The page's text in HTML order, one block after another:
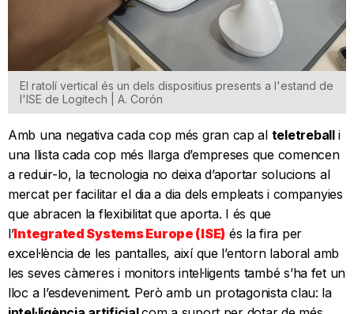
El ratolí vertical és un dels dispositius presents a l'estand de
l'ISE de Logitech | A. Corón
Amb una negativa cada cop més gran cap al teletreballi
una llista cada cop més llarga d’empreses que comencen
a reduir-lo, la tecnologia no deixa d’aportar solucions al
mercat per facilitar el dia a dia dels empleats i companyies
que abracen la flexibilitat que aporta. I és que
l’Integrated Systems Europe (ISE) és la fira per
excel·lència de les pantalles, així que l’entorn laboral amb
les seves càmeres i monitors intel·ligents també s’ha fet un
lloc a l’esdeveniment. Però amb un protagonista clau: la